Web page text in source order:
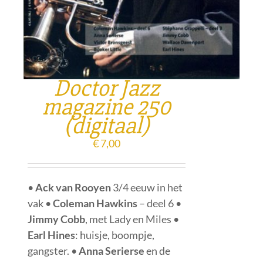
Doctor Jazz
magazine 250
(digitaal)
€7,00
•Ack van Rooyen3/4 eeuw in het
vak •Coleman Hawkins– deel 6 •
Jimmy Cobb, met Lady en Miles •
Earl Hines: huisje, boompje,
gangster. •Anna Serierseen de